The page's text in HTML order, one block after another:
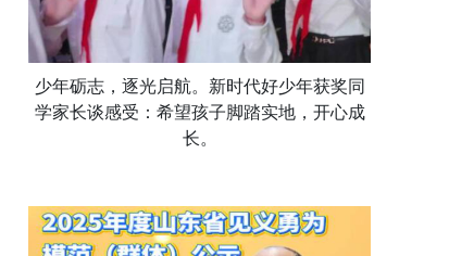
少年砺志，逐光启航。新时代好少年获奖同
学家长谈感受：希望孩子脚踏实地，开心成
长。